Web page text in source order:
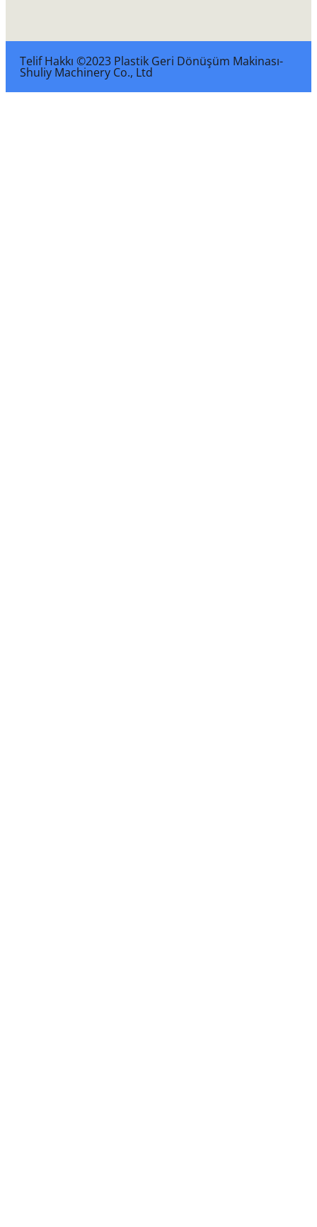
Telif Hakkı ©2023 Plastik Geri Dönüşüm Makinası-
Shuliy Machinery Co., Ltd